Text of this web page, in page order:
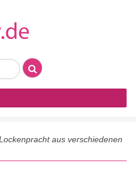
aus verschiedenen